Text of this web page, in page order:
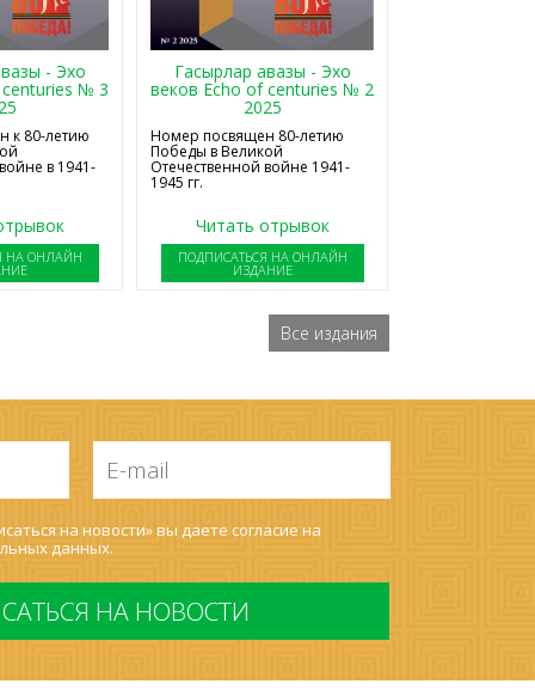
- Эхо
№ 3
к 80-летию
в 1941-
НА ОНЛАЙН
Гасырлар авазы - Эхо
веков Echo of centuries № 2
2025
Номер посвящен 80-летию
Победы в Великой
Отечественной войне 1941-
1945 гг.
Читать отрывок
ПОДПИСАТЬСЯ НА ОНЛАЙН
ИЗДАНИЕ
Все издания
mail
*
на новости» вы даете согласие на
данных.